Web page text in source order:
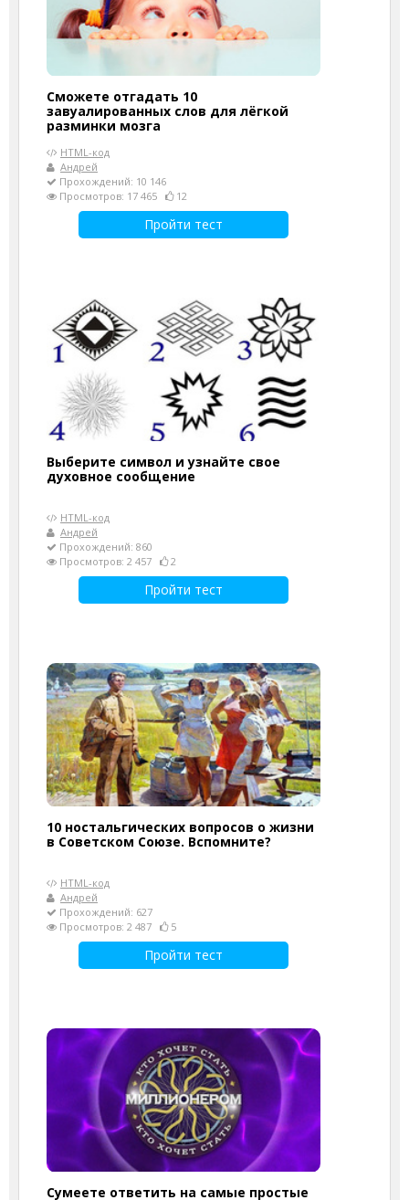
Сможете отгадать 10
завуалированных слов для лёгкой
разминки мозга
HTML-код
Андрей
Прохождений: 10 146
Просмотров: 17 465
12
Пройти тест
Выберите символ и узнайте свое
духовное сообщение
HTML-код
Андрей
Прохождений: 860
Просмотров: 2 457
2
Пройти тест
10 ностальгических вопросов о жизни
в Советском Союзе. Вспомните?
HTML-код
Андрей
Прохождений: 627
Просмотров: 2 487
5
Пройти тест
Сумеете ответить на самые простые